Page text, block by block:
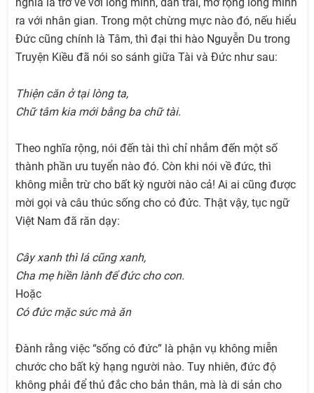
nghĩa là trở về với lòng mình, dàn trải, mở rộng lòng mình
ra với nhân gian. Trong một chừng mực nào đó, nếu hiểu
Đức cũng chính là Tâm, thì đại thi hào Nguyễn Du trong
Truyện Kiều đã nói so sánh giữa Tài và Đức như sau:
Thiện căn ở tại lòng ta,
Chữ tâm kia mới bằng ba chữ tài.
Theo nghĩa rộng, nói đến tài thì chỉ nhắm đến một số
thành phần ưu tuyển nào đó. Còn khi nói về đức, thì
không miễn trừ cho bất kỳ người nào cả! Ai ai cũng được
mời gọi và câu thúc sống cho có đức. Thật vậy, tục ngữ
Việt Nam đã răn dạy:
Cây xanh thì lá cũng xanh,
Cha mẹ hiền lành để đức cho con.
Hoặc
Có đức mặc sức mà ăn
Đành rằng việc “sống có đức” là phận vụ không miễn
chước cho bất kỳ hạng người nào. Tuy nhiên, đức độ
không phải để thủ đắc cho bản thân, mà là di sản cho